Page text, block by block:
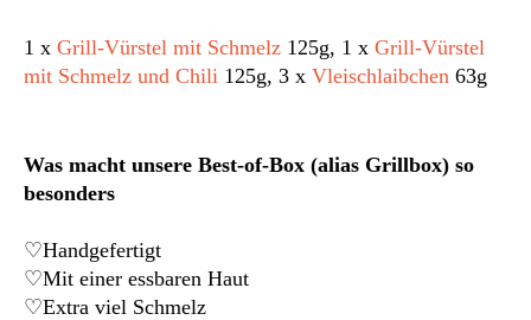
1 x Grill-Vürstel mit Schmelz 125g, 1 x Grill-Vürstel
mit Schmelz und Chili 125g, 3 x Vleischlaibchen 63g
Was macht unsere Best-of-Box (alias Grillbox) so
besonders
♡Handgefertigt
♡Mit einer essbaren Haut
♡Extra viel Schmelz